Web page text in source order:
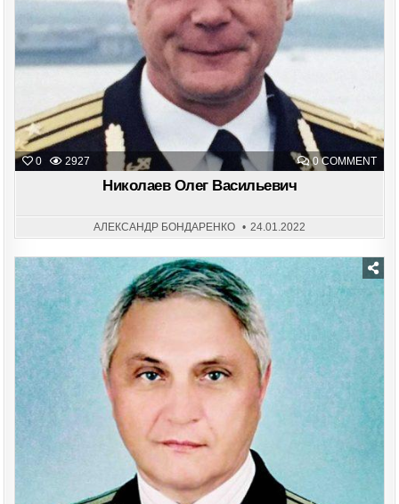
0 2927 0 COMMENTON
Николаев Олег Васильевич
АЛЕКСАНДР БОНДАРЕНКО 24.01.2022
Posted
in